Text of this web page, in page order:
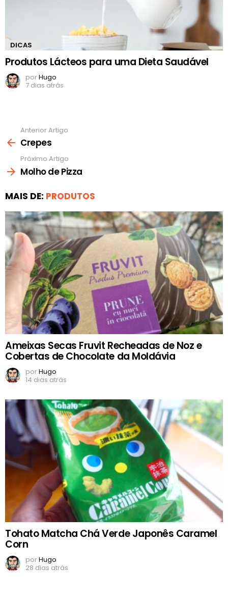
DICAS
Produtos Lácteos para uma Dieta Saudável
porHugo
7 dias atrás
mais
Anterior Artigo
Crepes
Próximo Artigo
Molho de Pizza
MAIS DE: PRODUTOS
Ameixas Secas Fruvit Recheadas de Noz e
Cobertas de Chocolate da Moldávia
porHugo
14 dias atrás
Tohato Matcha Chá Verde Japonês Caramel
Corn
porHugo
28 dias atrás